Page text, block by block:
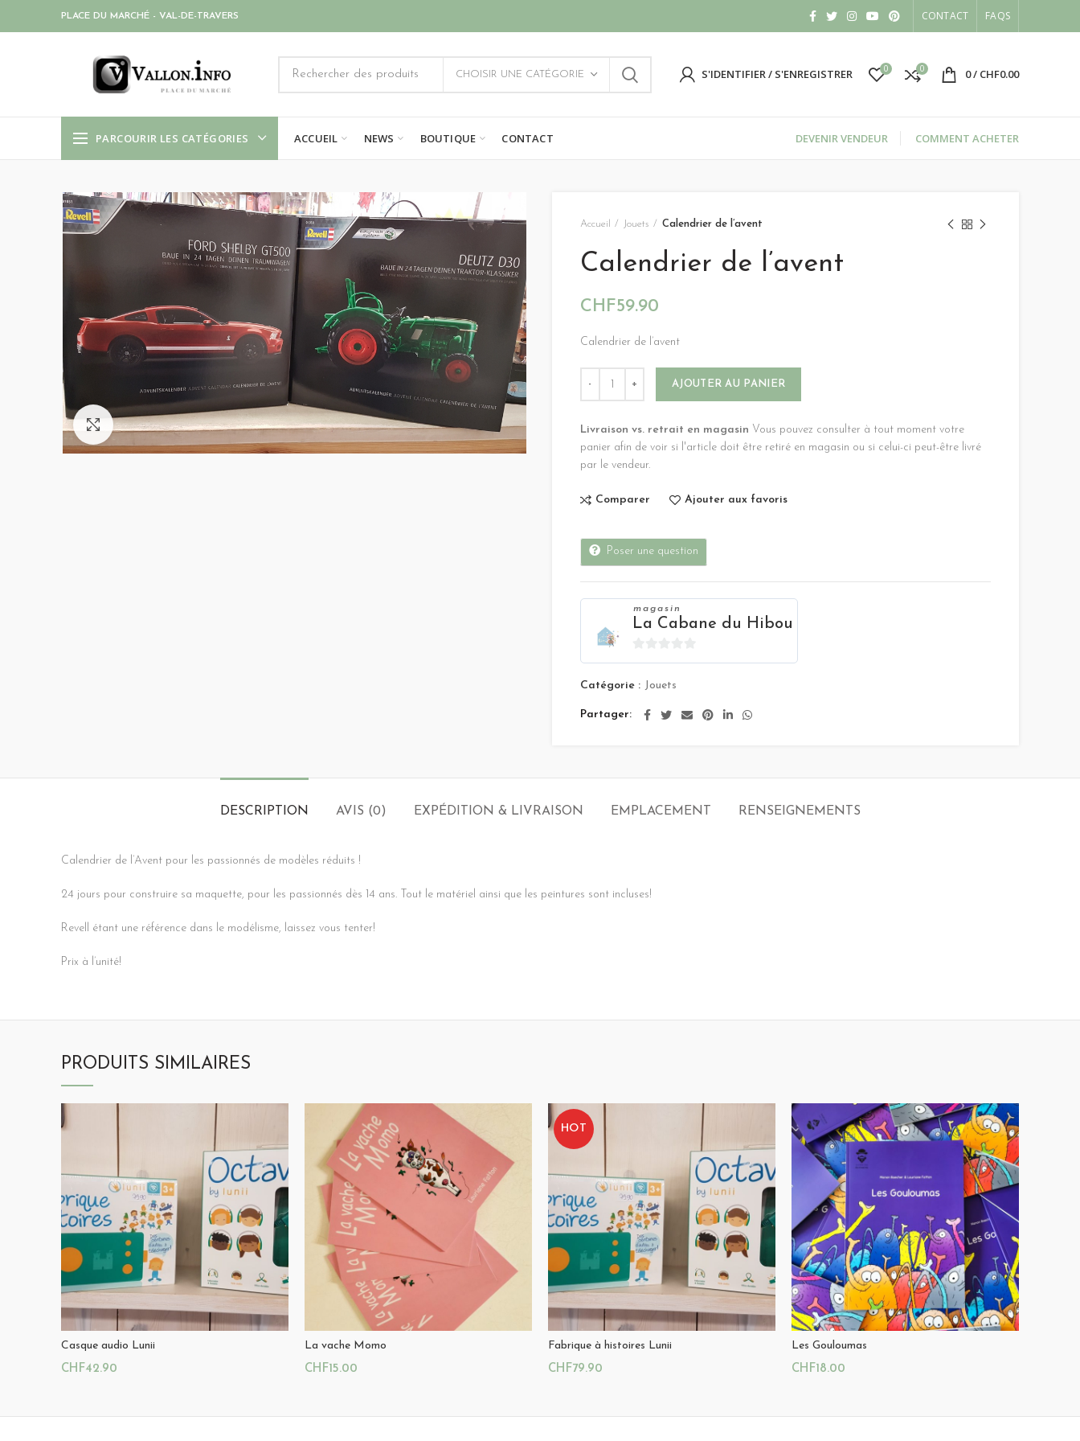
PLACE DU MARCHÉ - VAL-DE-TRAVERS CONTACT FAQS
CHOISIR UNE CATÉGORIE S'IDENTIFIER / S'ENREGISTRER 0 0 0/ CHF0.00
PARCOURIR LES CATÉGORIES ACCUEIL NEWS BOUTIQUE CONTACT DEVENIR VENDEUR COMMENT ACHETER
Click to enlarge
Accueil Jouets Calendrier de l’avent
Calendrier de l’avent
CHF59.90
Calendrier de l’avent
AJOUTER AU PANIER
Livraison vs. retrait en magasin Vous pouvez consulter à tout moment votre
panier afin de voir si l'article doit être retiré en magasin ou si celui-ci peut-être livré
par le vendeur.
Comparer Ajouter aux favoris
Poser une question
magasin
La Cabane du Hibou
0
sur
Catégorie : Jouets
Partager
DESCRIPTION AVIS (0) EXPÉDITION & LIVRAISON EMPLACEMENT RENSEIGNEMENTS
Calendrier de l’Avent pour les passionnés de modèles réduits !
24 jours pour construire sa maquette, pour les passionnés dès 14 ans. Tout le matériel ainsi que les peintures sont incluses!
Revell étant une référence dans le modélisme, laissez vous tenter!
Prix à l’unité!
PRODUITS SIMILAIRES
Casque audio Lunii
CHF42.90
Magasin: La Cabane du Hibou
La vache Momo
CHF15.00
HOT
Fabrique à histoires Lunii
CHF79.90
Magasin: La Cabane du Hibou
Les Gouloumas
CHF18.00